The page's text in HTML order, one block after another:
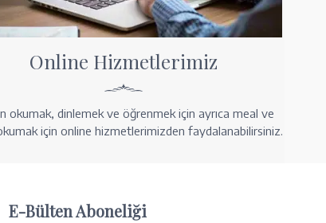
Online Hizmetlerimiz
okumak, dinlemek ve öğrenmek için ayrıca meal ve
için online hizmetlerimizden faydalanabilirsiniz.
E-Bülten Aboneliği